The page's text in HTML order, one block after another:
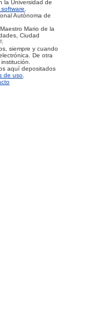
la Universidad de
.
Autónoma de
Mario de la
Ciudad
siempre y cuando
De otra
aquí depositados
de uso.